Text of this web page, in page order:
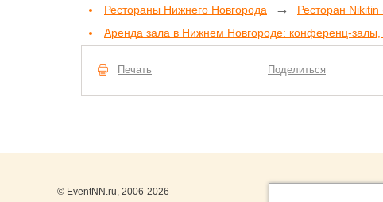
Рестораны Нижнего Новгорода →
Ресторан Nikitin
Аренда зала в Нижнем Новгороде: конференц-залы,
Печать Поделиться
© EventNN.ru, 2006-2026